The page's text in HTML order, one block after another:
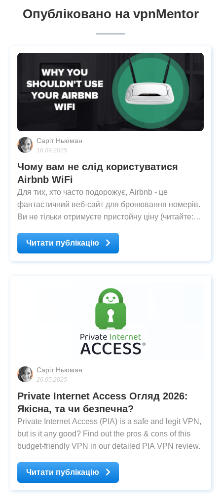
Опубліковано на vpnMentor
Саріт Ньюман
16.09.2025
Чому вам не слід користуватися
Airbnb WiFi
Для тих, хто часто подорожує, Airbnb - це
фантастичний веб-сайт для бронювання номерів.
Ви не тільки отримуєте пристойну ціну (читайте:
шансів відчути культуру та людей. Однією з
найважливіших зручностей на практично кожному
Читати публікацію
Саріт Ньюман
26.05.2025
Private Internet Access Огляд 2026:
Якісна, та чи безпечна?
Private Internet Access (PIA) is a safe and legit VPN,
but is it any good? Find out the pros & cons of this
budget-friendly VPN in our detailed PIA VPN review.
Читати публікацію